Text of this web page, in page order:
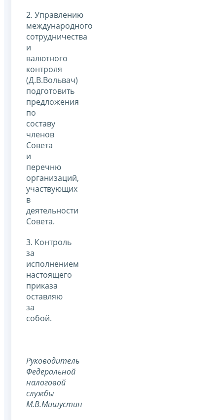
2. Управлению
международного
сотрудничества
и
валютного
контроля
(Д.В.Вольвач)
подготовить
предложения
по
составу
членов
Совета
и
перечню
организаций,
участвующих
в
деятельности
Совета.
3. Контроль
за
исполнением
настоящего
приказа
оставляю
за
собой.
Руководитель
Федеральной
налоговой
службы
М.В.Мишустин